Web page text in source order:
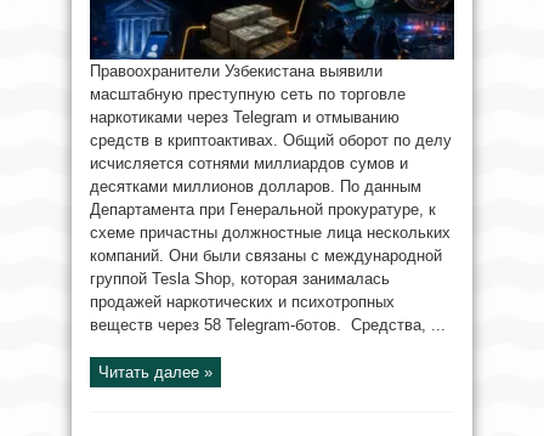
Правоохранители Узбекистана выявили
масштабную преступную сеть по торговле
наркотиками через Telegram и отмыванию
средств в криптоактивах. Общий оборот по делу
исчисляется сотнями миллиардов сумов и
десятками миллионов долларов. По данным
Департамента при Генеральной прокуратуре, к
схеме причастны должностные лица нескольких
компаний. Они были связаны с международной
группой Tesla Shop, которая занималась
продажей наркотических и психотропных
веществ через 58 Telegram-ботов. Средства, ...
Читать далее »